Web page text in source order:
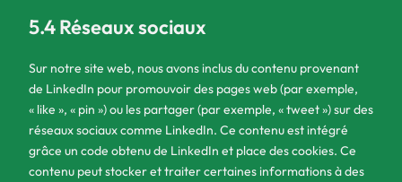
5.4 Réseaux sociaux
Sur notre site web, nous avons inclus du contenu provenant
de LinkedIn pour promouvoir des pages web (par exemple,
« like », « pin ») ou les partager (par exemple, « tweet ») sur des
réseaux sociaux comme LinkedIn. Ce contenu est intégré
grâce un code obtenu de LinkedIn et place des cookies. Ce
contenu peut stocker et traiter certaines informations à des